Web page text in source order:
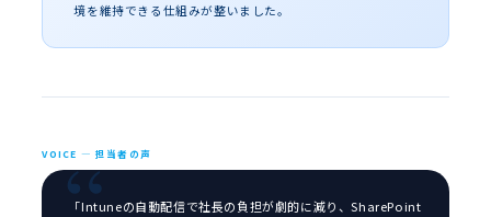
境を維持できる仕組みが整いました。
VOICE — 担当者の声
「Intuneの自動配信で社長の負担が劇的に減り、SharePoint